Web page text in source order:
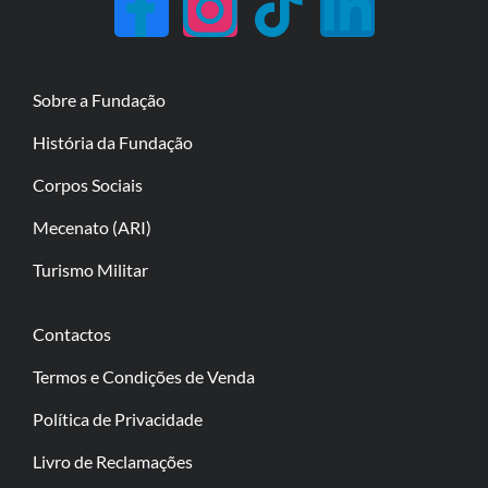
Sobre a Fundação
História da Fundação
Corpos Sociais
Mecenato (ARI)
Turismo Militar
Contactos
Termos e Condições de Venda
Política de Privacidade
Livro de Reclamações